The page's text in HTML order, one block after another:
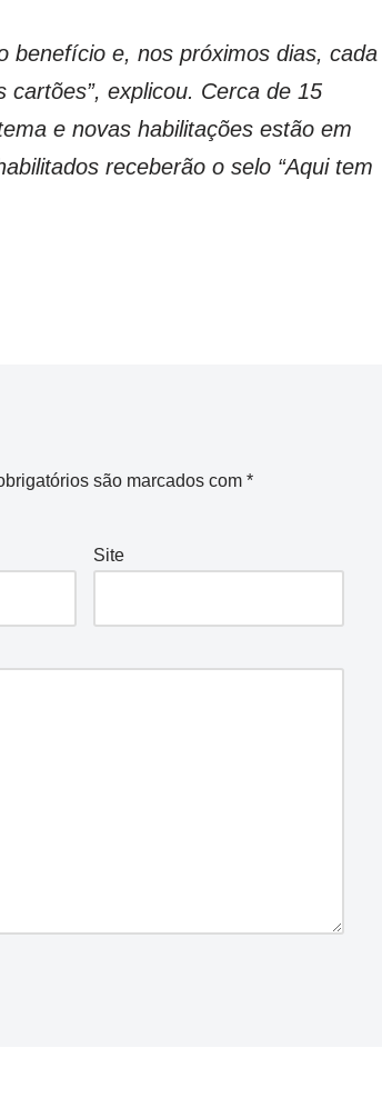
benefício e, nos próximos dias, cada
explicou. Cerca de 15
e novas habilitações estão em
receberão o selo “Aqui tem
são marcados com *
Site